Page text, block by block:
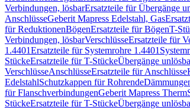
Verbindungen, lösbarErsatzteile für Übergänge
AnschlüsseGeberit Mapress Edelstahl, Gas
für ReduktionenBögenErsatzteile für BögenT-
Verbindungen, lösbarVerschlüsseErsatzteile für
1.4401Ersatzteile für Systemrohre 1.4401
StückeErsatzteile für T-StückeÜbergänge
VerschlüsseAnschlüsseErsatzteile für Anschlüsse
EdelstahlSchutzkappen für Rohrende
für FlanschverbindungenGeberit Mapress Therm
StückeErsatzteile für T-StückeÜbergänge